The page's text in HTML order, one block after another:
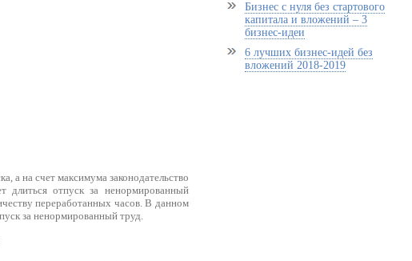
а на счет максимума законодательство
длиться отпуск за ненормированный
переработанных часов. В данном
за ненормированный труд.
Бизнес с нуля без стартового
капитала и вложений – 3
бизнес-идеи
6 лучших бизнес-идей без
вложений 2018-2019